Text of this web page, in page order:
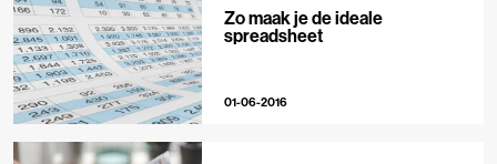
Zo maak je de ideale
spreadsheet
01-06-2016